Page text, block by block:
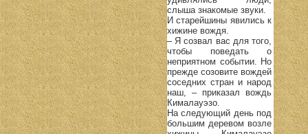
слыша знакомые звуки.
И старейшины явились к
хижине вождя.
– Я созвал вас для того,
чтобы поведать о
неприятном событии. Но
прежде созовите вождей
соседних стран и народ
наш, – приказал вождь
Кималауэзо.
На следующий день под
большим деревом возле